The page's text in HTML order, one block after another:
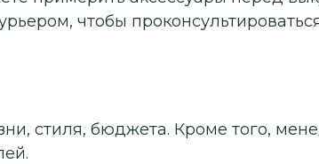
чтобы
стиля, бюджета. Кроме того,